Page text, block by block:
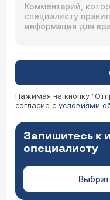
Нажимая на кнопку
согласие с условиями
Запишитесь к
специалисту